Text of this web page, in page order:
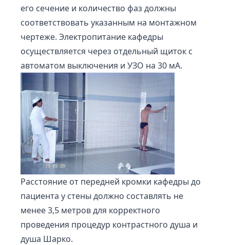
его сечение и количество фаз должны
соответствовать указанным на монтажном
чертеже. Электропитание кафедры
осуществляется через отдельный щиток с
автоматом выключения и УЗО на 30 мА.
Расстояние от передней кромки кафедры до
пациента у стены должно составлять не
менее 3,5 метров для корректного
проведения процедур контрастного душа и
душа Шарко.